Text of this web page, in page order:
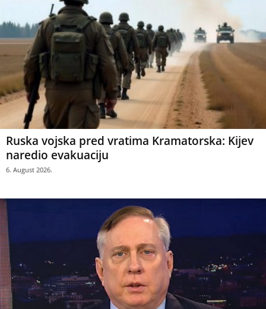
Ruska vojska pred vratima Kramatorska: Kijev
naredio evakuaciju
6. August 2026.